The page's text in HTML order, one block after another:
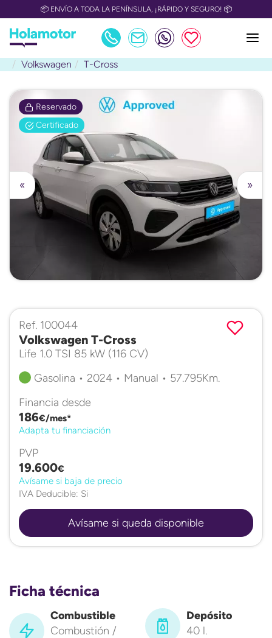
📦 ENVÍO A TODA LA PENÍNSULA, ¡RÁPIDO Y SEGURO! 📦
Volkswagen T-Cross
Reservado
Certificado
»
«
Ref. 100044
Volkswagen T-Cross
Life 1.0 TSI 85 kW (116 CV)
Gasolina • 2024 • Manual • 57.795Km.
Financia desde
186€/mes*
Adapta tu financiación
PVP
19.600€
Avísame si baja de precio
IVA Deducible: Si
Avísame si queda disponible
Ficha técnica
Combustible
Combustión /
Depósito
40 l.